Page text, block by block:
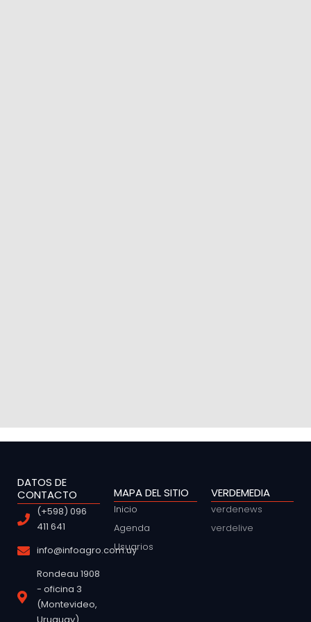
DATOS DE
CONTACTO
(+598) 096
411 641
info@infoagro.com.uy
Rondeau 1908
- oficina 3
(Montevideo,
MAPA DEL SITIO
Inicio
Agenda
Usuarios
VERDEMEDIA
verdenews
verdelive